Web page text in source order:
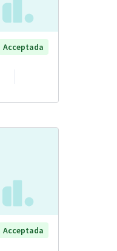
Acceptada
Acceptada